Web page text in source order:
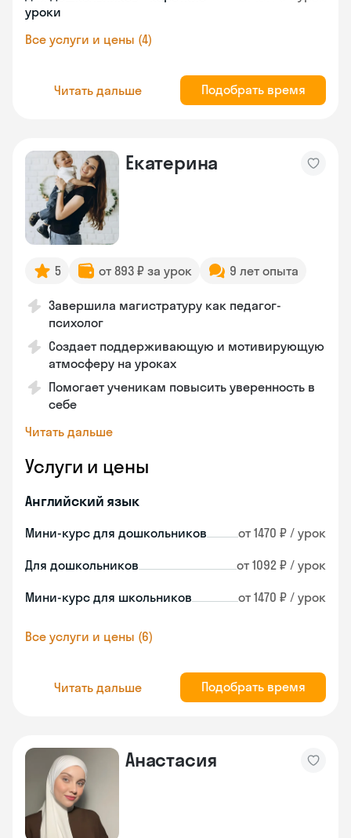
уроки
Все услуги и цены (4)
Читать дальше Подобрать время
Екатерина
5 от 893 ₽ за урок 9 лет опыта
Завершила магистратуру как педагог-
психолог
Создает поддерживающую и мотивирующую
атмосферу на уроках
Помогает ученикам повысить уверенность в
себе
Читать дальше
Услуги и цены
Английский язык
Мини-курс для дошкольников от 1470 ₽ / урок
Для дошкольников от 1092 ₽ / урок
Мини-курс для школьников от 1470 ₽ / урок
Все услуги и цены (6)
Читать дальше Подобрать время
Анастасия